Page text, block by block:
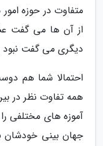
متفاوت در حوزه
از آن ها می گفت
دیگری می گفت
احتمالا شما هم
همه تفاوت نظر در
آموزه های مختلفی
جهان بینی خودشان